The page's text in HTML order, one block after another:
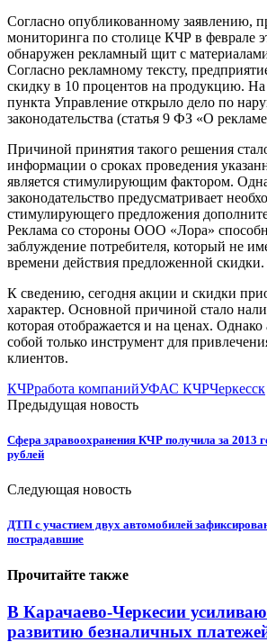
Согласно опубликованному заявлению,
мониторинга по столице КЧР в феврале
обнаружен рекламный щит с
Согласно рекламному тексту,
скидку в 10 процентов на продукцию. На
пункта Управление открыло дело по
законодательства (статья 9 ФЗ «О
Причиной принятия такого решения
информации о сроках проведения
является стимулирующим фактором.
законодательство предусматривает
стимулирующего предложения
Реклама со стороны ООО «Лора»
заблуждение потребителя, который не
времени действия предложенной скидки.
К сведению, сегодня акции и скидки
характер. Основной причиной стало
которая отображается и на ценах.
собой только инструмент для
клиентов.
КЧРработа компанийУФАС КЧРЧеркесск
Предыдущая новость
Сфера здравоохранения КЧР получила за 2013
рублей
Следующая новость
ДТП с участием двух автомобилей
пострадавшие
Прочитайте также
В Карачаево-Черкесии
развитию безналичных